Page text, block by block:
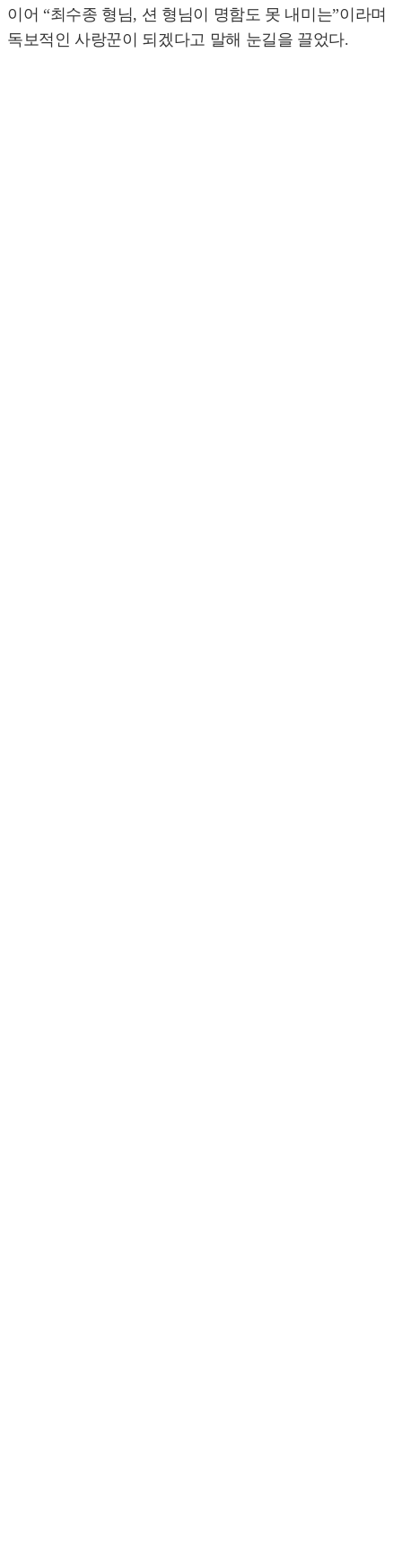
이어 “최수종 형님, 션 형님이 명함도 못 내미는”이라며
독보적인 사랑꾼이 되겠다고 말해 눈길을 끌었다.